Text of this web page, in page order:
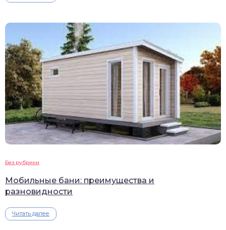
Без рубрики
Мобильные бани: преимущества и
разновидности
Читать далее